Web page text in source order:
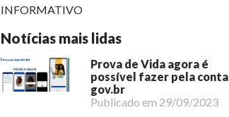
INFORMATIVO
Notícias mais lidas
Prova de Vida agora é
possível fazer pela conta
gov.br
Publicado em 29/09/2023